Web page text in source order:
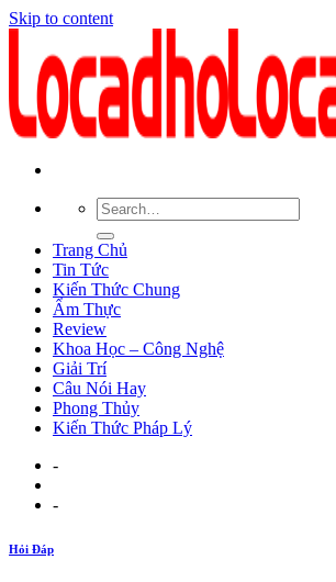
Skip to content
Trang Chủ
Tin Tức
Kiến Thức Chung
Ẩm Thực
Review
Khoa Học – Công Nghệ
Giải Trí
Câu Nói Hay
Phong Thủy
Kiến Thức Pháp Lý
-
-
Hỏi Đáp